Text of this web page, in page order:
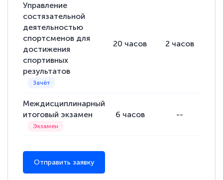
Управление
состязательной
деятельностью
спортсменов для
достижения
спортивных
результатов
20 часов 2 часов
Междисциплинарный
итоговый экзамен
6 часов --
Отправить заявку